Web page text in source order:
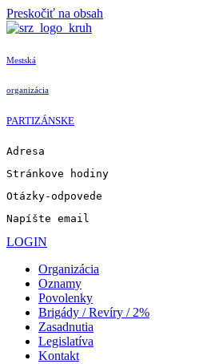
Preskočiť na obsah
Mestská
organizácia
PARTIZÁNSKE
Adresa
Stránkove hodiny
Otázky-odpovede
Napíšte email
LOGIN
Organizácia
Oznamy
Povolenky
Brigády / Revíry / 2%
Zasadnutia
Legislatíva
Kontakt